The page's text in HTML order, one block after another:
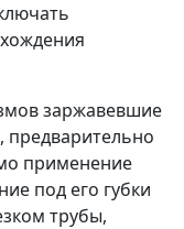
заржавевшие
предварительно
применение
под его губки
трубы,